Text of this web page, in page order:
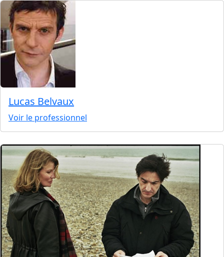
Lucas Belvaux
Voir le professionnel